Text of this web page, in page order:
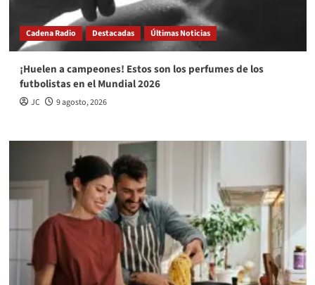
Cadena Radio Destacadas Últimas Noticias
¡Huelen a campeones! Estos son los perfumes de los
futbolistas en el Mundial 2026
JC 9 agosto, 2026